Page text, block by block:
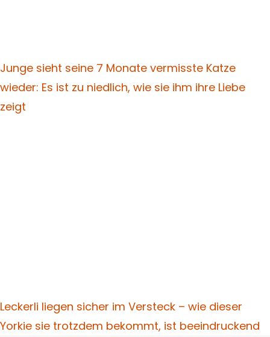
Junge sieht seine 7 Monate vermisste Katze
wieder: Es ist zu niedlich, wie sie ihm ihre Liebe
zeigt
Leckerli liegen sicher im Versteck – wie dieser
Yorkie sie trotzdem bekommt, ist beeindruckend